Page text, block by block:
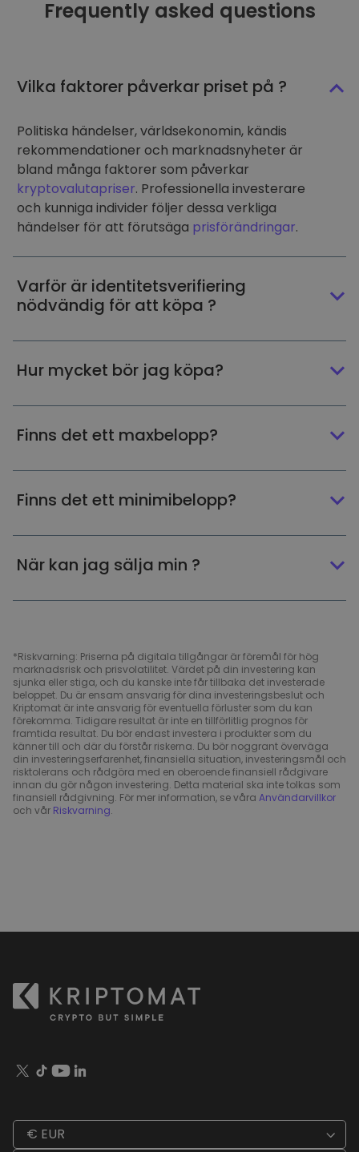
Frequently asked questions
Vilka faktorer påverkar priset på ?
Politiska händelser, världsekonomin, kändis
rekommendationer och marknadsnyheter är
bland många faktorer som påverkar
kryptovalutapriser. Professionella investerare
och kunniga individer följer dessa verkliga
händelser för att förutsäga prisförändringar.
Varför är identitetsverifiering
nödvändig för att köpa ?
Hur mycket bör jag köpa?
Finns det ett maxbelopp?
Finns det ett minimibelopp?
När kan jag sälja min ?
*Riskvarning: Priserna på digitala tillgångar är föremål för hög
marknadsrisk och prisvolatilitet. Värdet på din investering kan
sjunka eller stiga, och du kanske inte får tillbaka det investerade
beloppet. Du är ensam ansvarig för dina investeringsbeslut och
Kriptomat är inte ansvarig för eventuella förluster som du kan
förekomma. Tidigare resultat är inte en tillförlitlig prognos för
framtida resultat. Du bör endast investera i produkter som du
känner till och där du förstår riskerna. Du bör noggrant överväga
din investeringserfarenhet, finansiella situation, investeringsmål och
risktolerans och rådgöra med en oberoende finansiell rådgivare
innan du gör någon investering. Detta material ska inte tolkas som
finansiell rådgivning. För mer information, se våra Användarvillkor
och vår Riskvarning.
€ EUR